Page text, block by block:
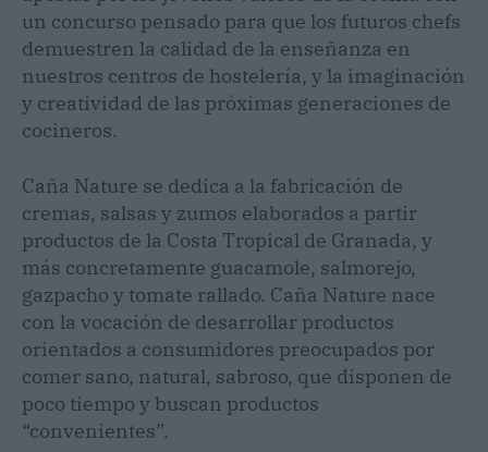
un concurso pensado para que los futuros chefs
demuestren la calidad de la enseñanza en
nuestros centros de hostelería, y la imaginación
y creatividad de las próximas generaciones de
cocineros.
Caña Nature se dedica a la fabricación de
cremas, salsas y zumos elaborados a partir
productos de la Costa Tropical de Granada, y
más concretamente guacamole, salmorejo,
gazpacho y tomate rallado. Caña Nature nace
con la vocación de desarrollar productos
orientados a consumidores preocupados por
comer sano, natural, sabroso, que disponen de
poco tiempo y buscan productos
“convenientes”.